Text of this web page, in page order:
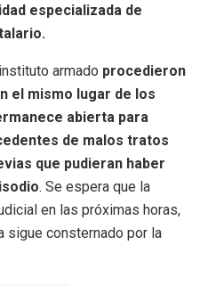
especializada de
armado procedieron
el mismo lugar de los
abierta para
de malos tratos
que pudieran haber
. Se espera que la
en las próximas horas,
sigue consternado por la